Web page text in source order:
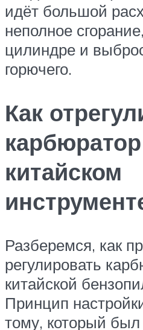
идёт большой
неполное
цилиндре и
горючего.
Как
китайском
Разберемся, как
регулировать
китайской
Принцип
тому, который